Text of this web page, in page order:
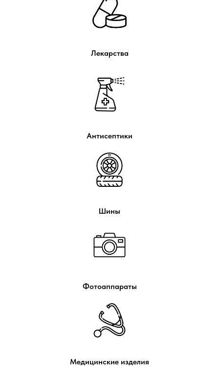
Лекарства
Антисептики
Шины
Фотоаппараты
Медицинские изделия